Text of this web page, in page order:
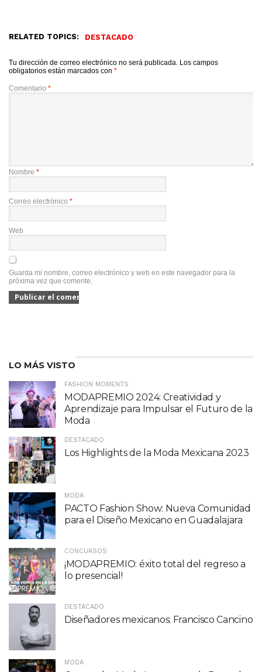
RELATED TOPICS: DESTACADO
Tu dirección de correo electrónico no será publicada. Los campos
obligatorios están marcados con *
Comentario *
Nombre *
Correo electrónico *
Web
Guarda mi nombre, correo electrónico y web en este navegador para la
próxima vez que comente.
LO MÁS VISTO
FASHION MOMENTS
MODAPREMIO 2024: Creatividad y
Aprendizaje para Impulsar el Futuro de la
Moda
DESTACADO
Los Highlights de la Moda Mexicana 2023
MODA
PACTO Fashion Show: Nueva Comunidad
para el Diseño Mexicano en Guadalajara
CONCURSOS
¡MODAPREMIO: éxito total del regreso a
lo presencial!
DESTACADO
Diseñadores mexicanos: Francisco Cancino
MODA